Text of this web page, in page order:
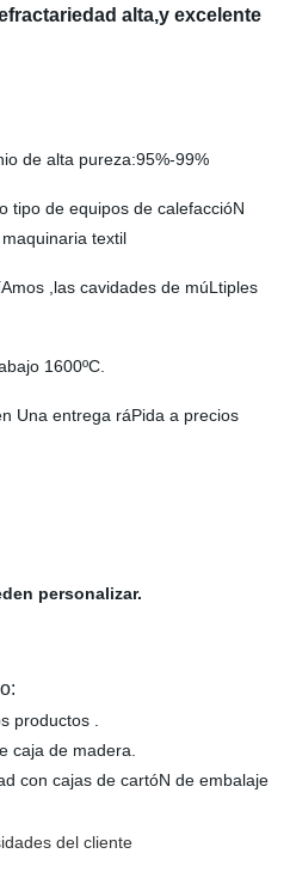
alta,y excelente
de alta pureza:95%-99%
tipo de equipos de calefaccióN
textil
,las cavidades de múLtiples
1600ºC.
Una entrega ráPida a precios
personalizar.
productos .
caja de madera.
con cajas de cartóN de embalaje
del cliente